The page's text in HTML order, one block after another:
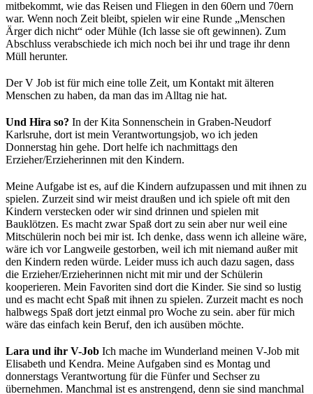
mitbekommt, wie das Reisen und Fliegen in den 60ern und 70ern
war. Wenn noch Zeit bleibt, spielen wir eine Runde „Menschen
Ärger dich nicht“ oder Mühle (Ich lasse sie oft gewinnen). Zum
Abschluss verabschiede ich mich noch bei ihr und trage ihr denn
Müll herunter.
Der V Job ist für mich eine tolle Zeit, um Kontakt mit älteren
Menschen zu haben, da man das im Alltag nie hat.
Und Hira so? In der Kita Sonnenschein in Graben-Neudorf
Karlsruhe, dort ist mein Verantwortungsjob, wo ich jeden
Donnerstag hin gehe. Dort helfe ich nachmittags den
Erzieher/Erzieherinnen mit den Kindern.
Meine Aufgabe ist es, auf die Kindern aufzupassen und mit ihnen zu
spielen. Zurzeit sind wir meist draußen und ich spiele oft mit den
Kindern verstecken oder wir sind drinnen und spielen mit
Bauklötzen. Es macht zwar Spaß dort zu sein aber nur weil eine
Mitschülerin noch bei mir ist. Ich denke, dass wenn ich alleine wäre,
wäre ich vor Langweile gestorben, weil ich mit niemand außer mit
den Kindern reden würde. Leider muss ich auch dazu sagen, dass
die Erzieher/Erzieherinnen nicht mit mir und der Schülerin
kooperieren. Mein Favoriten sind dort die Kinder. Sie sind so lustig
und es macht echt Spaß mit ihnen zu spielen. Zurzeit macht es noch
halbwegs Spaß dort jetzt einmal pro Woche zu sein. aber für mich
wäre das einfach kein Beruf, den ich ausüben möchte.
Lara und ihr V-Job Ich mache im Wunderland meinen V-Job mit
Elisabeth und Kendra. Meine Aufgaben sind es Montag und
donnerstags Verantwortung für die Fünfer und Sechser zu
übernehmen. Manchmal ist es anstrengend, denn sie sind manchmal